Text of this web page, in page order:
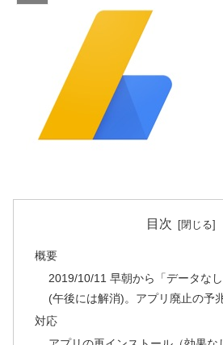
目次
概要
2019/10/11 早朝から「データな
(午後には解消)。アプリ廃止の予
対応